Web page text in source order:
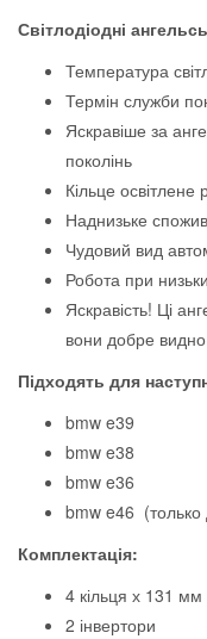
Світлодіодні
Температура
Термін служби
Яскравіше за
поколінь
Кільце освітлене
Наднизьке
Чудовий вид
Робота при
Яскравість! Ці
вони добре
Підходять для
bmw e39
bmw e38
bmw e36
bmw e46
Комплектація:
4 кільця х 131 мм
2 інвертори